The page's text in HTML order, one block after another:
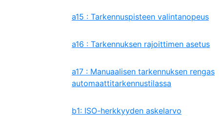
a15 : Tarkennuspisteen valintanopeus
a16 : Tarkennuksen rajoittimen asetus
a17 : Manuaalisen tarkennuksen rengas
automaattitarkennustilassa
b1: ISO-herkkyyden askelarvo